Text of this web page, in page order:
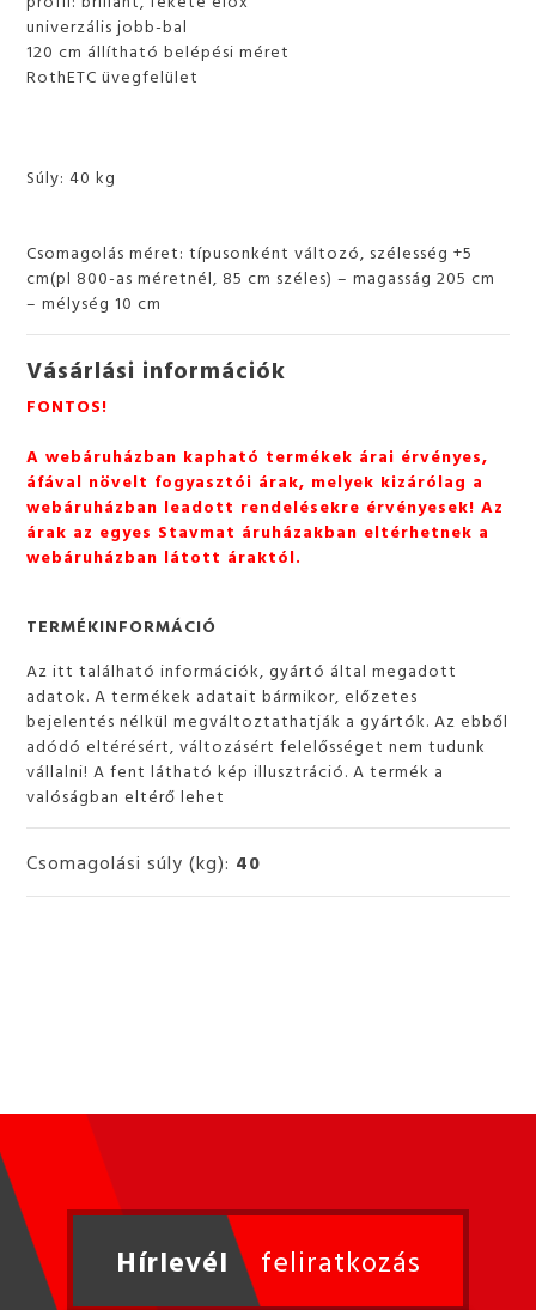
univerzális jobb-bal
120 cm állítható belépési méret
RothETC üvegfelület
Súly: 40 kg
Csomagolás méret: típusonként változó, szélesség +5
cm(pl 800-as méretnél, 85 cm széles) – magasság 205 cm
– mélység 10 cm
Vásárlási információk
FONTOS!
A webáruházban kapható termékek árai érvényes,
áfával növelt fogyasztói árak, melyek kizárólag a
webáruházban leadott rendelésekre érvényesek! Az
árak az egyes Stavmat áruházakban eltérhetnek a
webáruházban látott áraktól.
TERMÉKINFORMÁCIÓ
Az itt található információk, gyártó által megadott
adatok. A termékek adatait bármikor, előzetes
bejelentés nélkül megváltoztathatják a gyártók. Az ebből
adódó eltérésért, változásért felelősséget nem tudunk
vállalni! A fent látható kép illusztráció. A termék a
valóságban eltérő lehet
Csomagolási súly (kg): 40
Hírlevél feliratkozás